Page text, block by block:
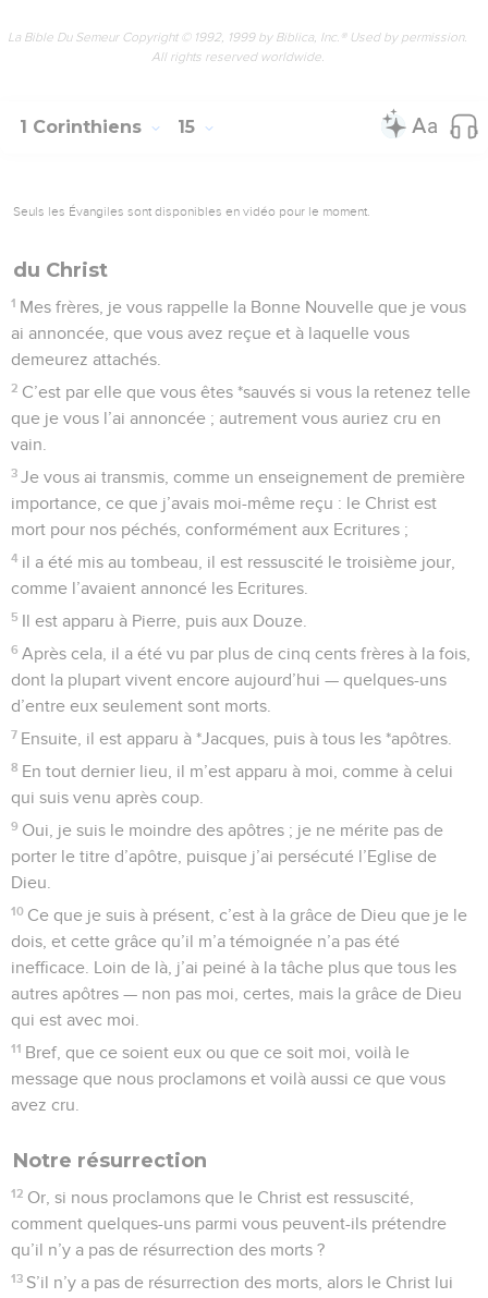
La Bible Du Semeur Copyright © 1992, 1999 by Biblica, Inc.® Used by permission.
All rights reserved worldwide.
1 Corinthiens 15
Seuls les Évangiles sont disponibles en vidéo pour le moment.
du Christ
1 Mes frères, je vous rappelle la Bonne Nouvelle que je vous
ai annoncée, que vous avez reçue et à laquelle vous
demeurez attachés.
2 C’est par elle que vous êtes *sauvés si vous la retenez telle
que je vous l’ai annoncée ; autrement vous auriez cru en
vain.
3 Je vous ai transmis, comme un enseignement de première
importance, ce que j’avais moi-même reçu : le Christ est
mort pour nos péchés, conformément aux Ecritures ;
4 il a été mis au tombeau, il est ressuscité le troisième jour,
comme l’avaient annoncé les Ecritures.
5 Il est apparu à Pierre, puis aux Douze.
6 Après cela, il a été vu par plus de cinq cents frères à la fois,
dont la plupart vivent encore aujourd’hui — quelques-uns
d’entre eux seulement sont morts.
7 Ensuite, il est apparu à *Jacques, puis à tous les *apôtres.
8 En tout dernier lieu, il m’est apparu à moi, comme à celui
qui suis venu après coup.
9 Oui, je suis le moindre des apôtres ; je ne mérite pas de
porter le titre d’apôtre, puisque j’ai persécuté l’Eglise de
Dieu.
10 Ce que je suis à présent, c’est à la grâce de Dieu que je le
dois, et cette grâce qu’il m’a témoignée n’a pas été
inefficace. Loin de là, j’ai peiné à la tâche plus que tous les
autres apôtres — non pas moi, certes, mais la grâce de Dieu
qui est avec moi.
11 Bref, que ce soient eux ou que ce soit moi, voilà le
message que nous proclamons et voilà aussi ce que vous
avez cru.
Notre résurrection
12 Or, si nous proclamons que le Christ est ressuscité,
comment quelques-uns parmi vous peuvent-ils prétendre
qu’il n’y a pas de résurrection des morts ?
13 S’il n’y a pas de résurrection des morts, alors le Christ lui